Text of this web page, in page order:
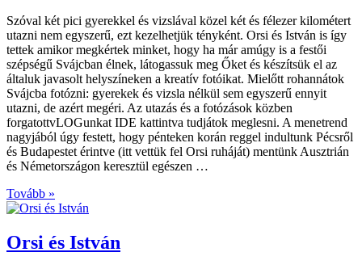
Szóval két pici gyerekkel és vizslával közel két és félezer kilométert
utazni nem egyszerű, ezt kezelhetjük tényként. Orsi és István is így
tettek amikor megkértek minket, hogy ha már amúgy is a festői
szépségű Svájcban élnek, látogassuk meg Őket és készítsük el az
általuk javasolt helyszíneken a kreatív fotóikat. Mielőtt rohannátok
Svájcba fotózni: gyerekek és vizsla nélkül sem egyszerű ennyit
utazni, de azért megéri. Az utazás és a fotózások közben
forgatottvLOGunkat IDE kattintva tudjátok meglesni. A menetrend
nagyjából úgy festett, hogy pénteken korán reggel indultunk Pécsről
és Budapestet érintve (itt vettük fel Orsi ruháját) mentünk Ausztrián
és Németországon keresztül egészen …
Tovább »
Orsi és István